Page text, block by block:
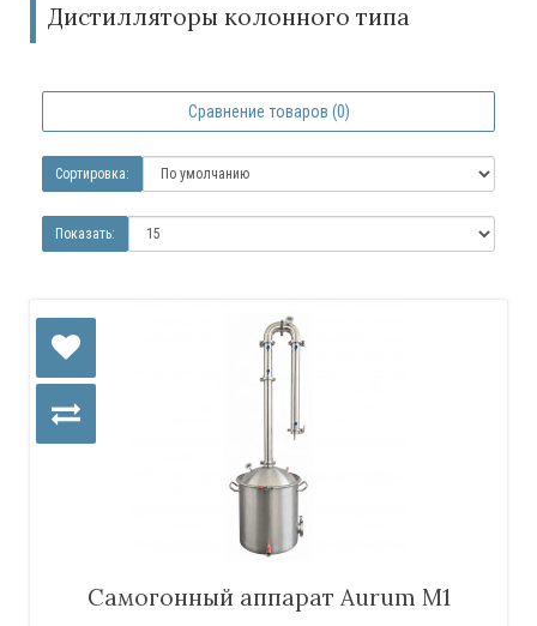
Дистилляторы колонного типа
Сравнение товаров (0)
Сортировка:
Показать:
Самогонный аппарат Aurum M1